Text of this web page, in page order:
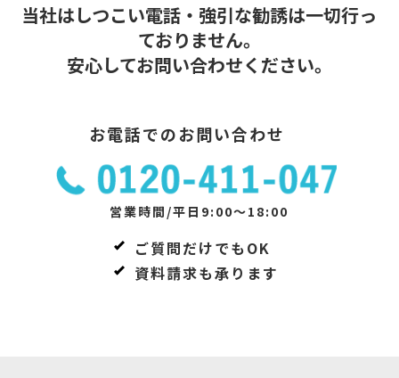
当社はしつこい電話・強引な勧誘は一切行っ
ておりません。
安心してお問い合わせください。
お電話でのお問い合わせ
営業時間/平日9:00～18:00
ご質問だけでもOK
資料請求も承ります